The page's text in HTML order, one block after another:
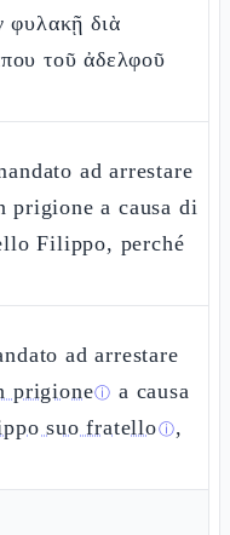
φυλακῇ διὰ
τοῦ ἀδελφοῦ
ad arrestare
prigione a causa di
Filippo, perché
ad arrestare
prigioneⓘ a causa
suo fratelloⓘ,